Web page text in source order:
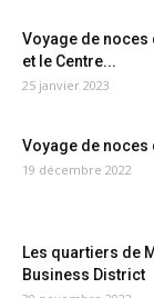
Voyage de noces
et le Centre...
25 janvier 2023
Voyage de noces
19 décembre 2022
Les quartiers de
Business District